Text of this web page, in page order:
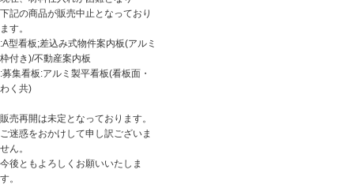
下記の商品が販売中止となっており
ます。
:A型看板;差込み式物件案内板(アルミ
枠付き)/不動産案内板
:募集看板:アルミ製平看板(看板面・
わく共)
販売再開は未定となっております。
ご迷惑をおかけして申し訳ございま
せん。
今後ともよろしくお願いいたしま
す。